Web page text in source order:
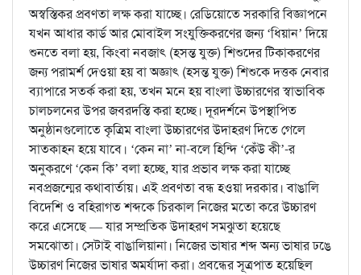
অস্বস্তিকর প্রবণতা লক্ষ করা যাচ্ছে। রেডিয়োতে সরকারি বিজ্ঞাপনে
যখন আধার কার্ড আর মোবাইল সংযুক্তিকরণের জন্য ‘ধিয়ান’ দিয়ে
শুনতে বলা হয়, কিংবা নবজাৎ (হসন্ত যুক্ত) শিশুদের টিকাকরণের
জন্য পরামর্শ দেওয়া হয় বা অজ্ঞাৎ (হসন্ত যুক্ত) শিশুকে দত্তক নেবার
ব্যাপারে সতর্ক করা হয়, তখন মনে হয় বাংলা উচ্চারণের স্বাভাবিক
চালচলনের উপর জবরদস্তি করা হচ্ছে। দূরদর্শনে উপস্থাপিত
অনুষ্ঠানগুলোতে কৃত্রিম বাংলা উচ্চারণের উদাহরণ দিতে গেলে
সাতকাহন হয়ে যাবে। ‘কেন না’ না-বলে হিন্দি ‘কেঁউ কী’-র
অনুকরণে ‘কেন কি’ বলা হচ্ছে, যার প্রভাব লক্ষ করা যাচ্ছে
নবপ্রজন্মের কথাবার্তায়। এই প্রবণতা বন্ধ হওয়া দরকার। বাঙালি
বিদেশি ও বহিরাগত শব্দকে চিরকাল নিজের মতো করে উচ্চারণ
করে এসেছে — যার সম্প্রতিক উদাহরণ সমঝুতা হয়েছে
সমঝোতা। সেটাই বাঙালিয়ানা। নিজের ভাষার শব্দ অন্য ভাষার ঢঙে
উচ্চারণ নিজের ভাষার অমর্যাদা করা। প্রবন্ধের সূত্রপাত হয়েছিল